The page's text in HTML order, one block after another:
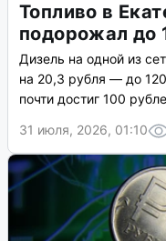
Топливо в
подорожал до
Дизель на одной из
на 20,3 рубля — до
почти достиг 100
31 июля, 2026, 01:10